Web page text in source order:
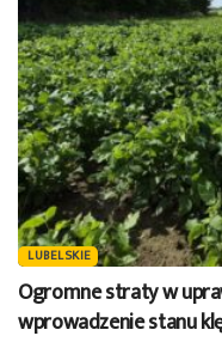
LUBELSKIE
Ogromne straty w
wprowadzenie stanu